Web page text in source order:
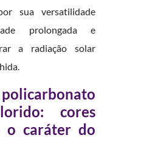
sua versatilidade
prolongada e
a radiação solar
cores
o caráter do